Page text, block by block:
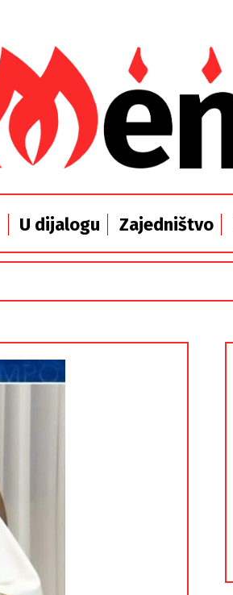
U dijalogu Zajedništvo